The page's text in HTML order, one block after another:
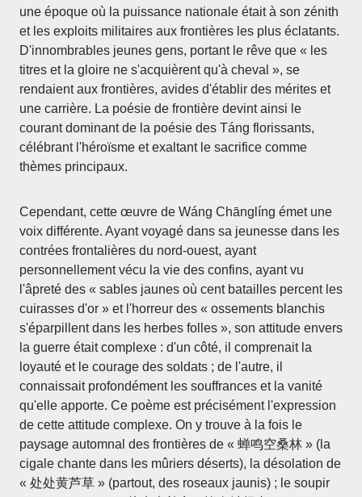
une époque où la puissance nationale était à son zénith
et les exploits militaires aux frontières les plus éclatants.
D'innombrables jeunes gens, portant le rêve que « les
titres et la gloire ne s'acquièrent qu'à cheval », se
rendaient aux frontières, avides d'établir des mérites et
une carrière. La poésie de frontière devint ainsi le
courant dominant de la poésie des Táng florissants,
célébrant l'héroïsme et exaltant le sacrifice comme
thèmes principaux.
Cependant, cette œuvre de Wáng Chānglíng émet une
voix différente. Ayant voyagé dans sa jeunesse dans les
contrées frontalières du nord-ouest, ayant
personnellement vécu la vie des confins, ayant vu
l'âpreté des « sables jaunes où cent batailles percent les
cuirasses d'or » et l'horreur des « ossements blanchis
s'éparpillent dans les herbes folles », son attitude envers
la guerre était complexe : d'un côté, il comprenait la
loyauté et le courage des soldats ; de l'autre, il
connaissait profondément les souffrances et la vanité
qu'elle apporte. Ce poème est précisément l'expression
de cette attitude complexe. On y trouve à la fois le
paysage automnal des frontières de « 蝉鸣空桑林 » (la
cigale chante dans les mûriers déserts), la désolation de
« 处处黄芦草 » (partout, des roseaux jaunis) ; le soupir